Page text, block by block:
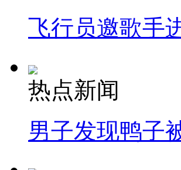
飞行员邀歌手
热点新闻
男子发现鸭子